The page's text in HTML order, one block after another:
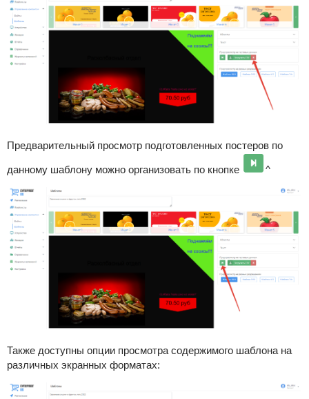
Предварительный просмотр подготовленных постеров по
данному шаблону можно организовать по кнопке ^
Также доступны опции просмотра содержимого шаблона на
различных экранных форматах: